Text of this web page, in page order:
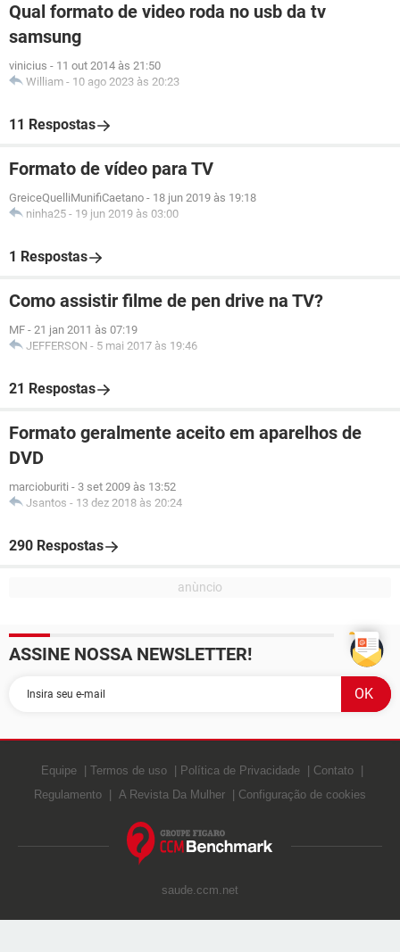
Qual formato de video roda no usb da tv
samsung
vinicius - 11 out 2014 às 21:50
William - 10 ago 2023 às 20:23
11 Respostas
Formato de vídeo para TV
GreiceQuelliMunifiCaetano - 18 jun 2019 às 19:18
ninha25 - 19 jun 2019 às 03:00
1 Respostas
Como assistir filme de pen drive na TV?
MF - 21 jan 2011 às 07:19
JEFFERSON - 5 mai 2017 às 19:46
21 Respostas
Formato geralmente aceito em aparelhos de
DVD
marcioburiti - 3 set 2009 às 13:52
Jsantos - 13 dez 2018 às 20:24
290 Respostas
ASSINE NOSSA NEWSLETTER!
Equipe Termos de uso Política de Privacidade
Contato
Regulamento
A Revista Da Mulher Configuração de cookies
saude.ccm.net